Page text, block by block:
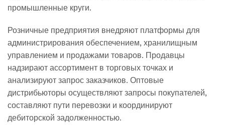
промышленные круги.
Розничные предприятия внедряют платформы для
администрирования обеспечением, хранилищным
управлением и продажами товаров. Продавцы
надзирают ассортимент в торговых точках и
анализируют запрос заказчиков. Оптовые
дистрибьюторы осуществляют запросы покупателей,
составляют пути перевозки и координируют
дебиторской задолженностью.